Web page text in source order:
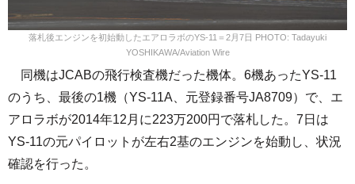
落札後エンジンを初始動したエアロラボのYS-11＝2月7日 PHOTO: Tadayuki
YOSHIKAWA/Aviation Wire
同機はJCABの飛行検査機だった機体。6機あったYS-11
のうち、最後の1機（YS-11A、元登録番号JA8709）で、エ
アロラボが2014年12月に223万200円で落札した。7日は
YS-11の元パイロットが左右2基のエンジンを始動し、状況
確認を行った。